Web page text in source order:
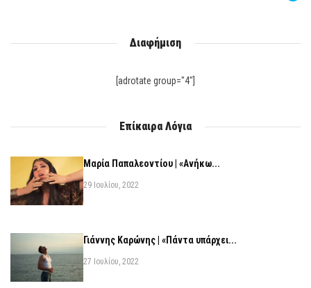
Διαφήμιση
[adrotate group="4"]
Επίκαιρα Λόγια
Μαρία Παπαλεοντίου | «Ανήκω...
29 Ιουλίου, 2022
Γιάννης Καρώνης | «Πάντα υπάρχει...
27 Ιουλίου, 2022